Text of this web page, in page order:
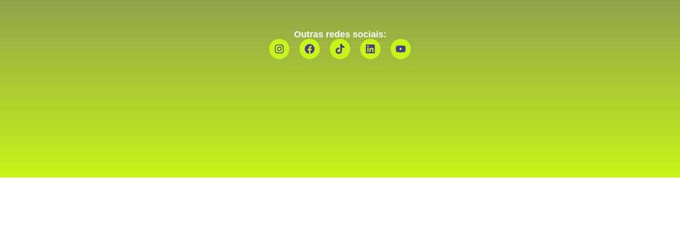
Outras redes sociais: